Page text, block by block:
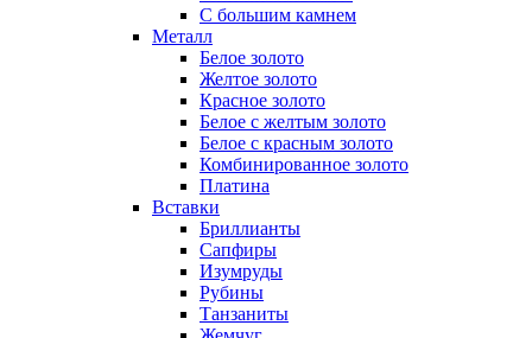
С большим камнем
Металл
Белое золото
Желтое золото
Красное золото
Белое с желтым золото
Белое с красным золото
Комбинированное золото
Платина
Вставки
Бриллианты
Сапфиры
Изумруды
Рубины
Танзаниты